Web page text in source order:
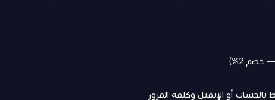
بالحساب أو الإيميل وكلمة المرور